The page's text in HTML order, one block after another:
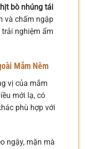
bò nhúng tái
và chấm ngập
nghiệm ẩm
Mắm Nêm
vị của mắm
mới lạ, có
phù hợp với
ngậy, mặn mà